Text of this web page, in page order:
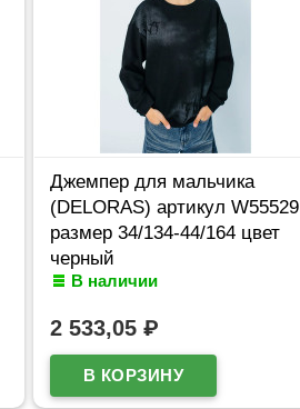
Джемпер для мальчика
(DELORAS) артикул W55529
размер 34/134-44/164 цвет
черный
В наличии
2 533,05 ₽